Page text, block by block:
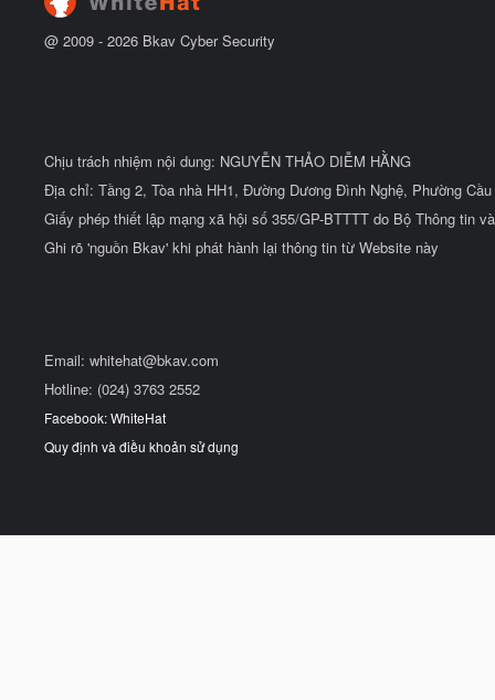
@ 2009 - 2026 Bkav Cyber Security
Chịu trách nhiệm nội dung: NGUYỄN THẢO DIỄM HẰNG
Địa chỉ: Tầng 2, Tòa nhà HH1, Đường Dương Đình Nghệ, Phường
Giấy phép thiết lập mạng xã hội số 355/GP-BTTTT do Bộ Thông tin
Ghi rõ 'nguồn Bkav' khi phát hành lại thông tin từ Website này
Email: whitehat@bkav.com
Hotline: (024) 3763 2552
Facebook: WhiteHat
Quy định và điều khoản sử dụng